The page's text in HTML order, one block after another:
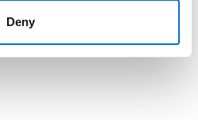
Deny